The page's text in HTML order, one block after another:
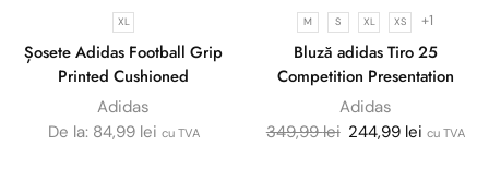
XL
Șosete Adidas Football Grip
Printed Cushioned
Adidas
De la: 84,99 lei cu TVA
M S XL XS +1
Bluză adidas Tiro 25
Competition Presentation
Adidas
349,99lei 244,99 lei cu TVA